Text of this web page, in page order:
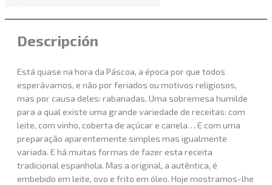
Descripción
Está quase na hora da Páscoa, a época por que todos
esperávamos, e não por feriados ou motivos religiosos,
mas por causa deles: rabanadas. Uma sobremesa humilde
para a qual existe uma grande variedade de receitas: com
leite, com vinho, coberta de açúcar e canela… E com uma
preparação aparentemente simples mas igualmente
variada. E há muitas formas de fazer esta receita
tradicional espanhola. Mas a original, a autêntica, é
embebido em leite, ovo e frito em óleo. Hoje mostramos-lhe